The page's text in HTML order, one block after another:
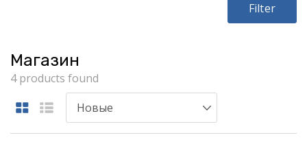
Filter
Магазин
4 products found